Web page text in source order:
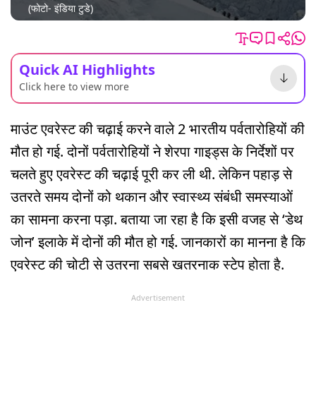
(फोटो- इंडिया टुडे)
Quick AI Highlights
Click here to view more
माउंट एवरेस्ट की चढ़ाई करने वाले 2 भारतीय पर्वतारोहियों की
मौत हो गई. दोनों पर्वतारोहियों ने शेरपा गाइड्स के निर्देशों पर
चलते हुए एवरेस्ट की चढ़ाई पूरी कर ली थी. लेकिन पहाड़ से
उतरते समय दोनों को थकान और स्वास्थ्य संबंधी समस्याओं
का सामना करना पड़ा. बताया जा रहा है कि इसी वजह से ‘डेथ
जोन’ इलाके में दोनों की मौत हो गई. जानकारों का मानना है कि
एवरेस्ट की चोटी से उतरना सबसे खतरनाक स्टेप होता है.
Advertisement